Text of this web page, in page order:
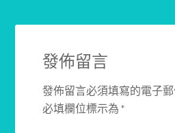
發佈留言
發佈留言必須填寫的電子
必填欄位標示為*